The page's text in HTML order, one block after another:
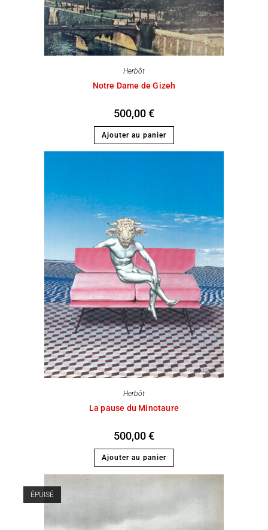
Herbôt
Notre Dame de Gizeh
500,00€
Ajouter au panier
Herbôt
La pause du Minotaure
500,00€
Ajouter au panier
ÉPUISÉ